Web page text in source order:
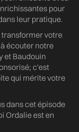
pour
leur pratique.
votre
écouter notre
et Baudouin
c'est
qui mérite votre
dans cet épisode
Ordalie est en